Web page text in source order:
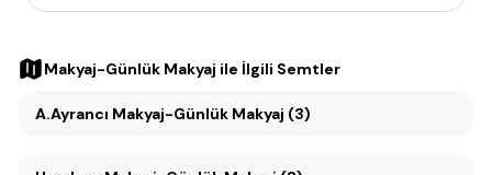
Makyaj-Günlük Makyaj ile İlgili Semtler
A.Ayrancı Makyaj-Günlük Makyaj (3)